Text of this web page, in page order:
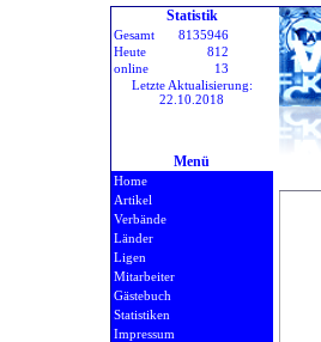
Statistik
Gesamt
8135946
Heute
812
online
13
Letzte Aktualisierung:
22.10.2018
Menü
Home
Artikel
Verbände
Länder
Ligen
Mitarbeiter
Gästebuch
Statistiken
Impressum